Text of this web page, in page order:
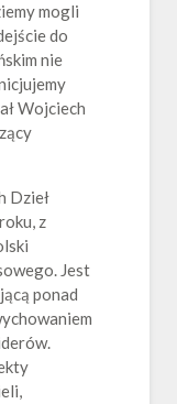
mogli
do
nie
Wojciech
Dzieł
z
Jest
ponad